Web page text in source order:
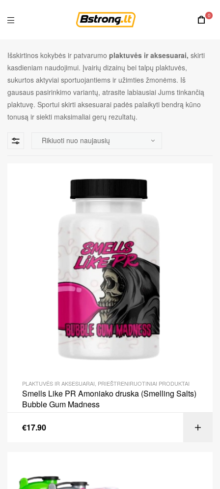
0
Išskirtinos kokybės ir patvarumo plaktuvės ir aksesuarai, skirti
kasdieniam naudojimui. Įvairių dizainų bei talpų plaktuvės,
sukurtos aktyviai sportuojantiems ir užimties žmonėms. Iš
gausaus pasirinkimo variantų, atrasite labiausiai Jums tinkančią
plaktuvę. Sportui skirti aksesuarai padės palaikyti bendrą kūno
tonusą ir siekti maksimaliai gerų rezultatų.
PLAKTUVĖS IR AKSESUARAI PRIEŠTRENIRUOTINIAI PRODUKTAI
Smells Like PR Amoniako druska (Smelling Salts)
Bubble Gum Madness
€17.90